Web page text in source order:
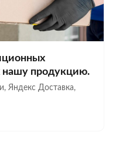
нашу продукцию.
Яндекс Доставка,